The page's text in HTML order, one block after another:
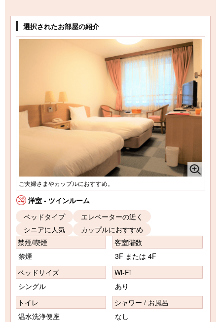
選択されたお部屋の紹介
ご夫婦さまやカップルにおすすめ。
洋室 - ツインルーム
ベッドタイプ
エレベーターの近く
シニアに人気
カップルにおすすめ
禁煙/喫煙
禁煙
客室階数
3F または 4F
ベッドサイズ
シングル
Wi-Fi
あり
トイレ
温水洗浄便座
シャワー / お風呂
なし